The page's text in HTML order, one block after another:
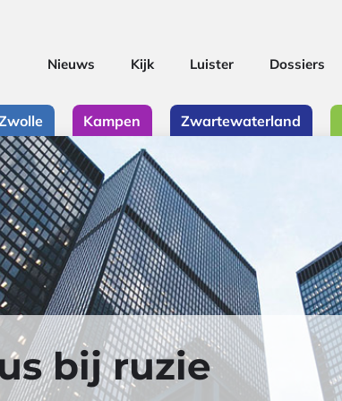
Nieuws Kijk Luister Dossiers
Kampen Zwartewaterland
bij ruzie